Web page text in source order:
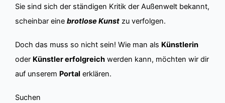
Sie sind sich der ständigen Kritik der Außenwelt bekannt,
scheinbar einebrotlose Kunst zu verfolgen.
Doch das muss so nicht sein! Wie man als Künstlerin
oder Künstler erfolgreich werden kann, möchten wir dir
auf unserem Portal erklären.
Suchen